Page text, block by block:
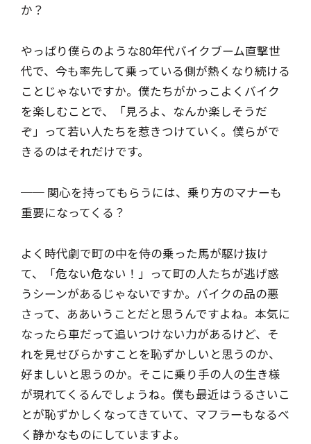
か？
やっぱり僕らのような80年代バイクブーム直撃世
代で、今も率先して乗っている側が熱くなり続ける
ことじゃないですか。僕たちがかっこよくバイク
を楽しむことで、「見ろよ、なんか楽しそうだ
ぞ」って若い人たちを惹きつけていく。僕らがで
きるのはそれだけです。
── 関心を持ってもらうには、乗り方のマナーも
重要になってくる？
よく時代劇で町の中を侍の乗った馬が駆け抜け
て、「危ない危ない！」って町の人たちが逃げ惑
うシーンがあるじゃないですか。バイクの品の悪
さって、ああいうことだと思うんですよね。本気に
なったら車だって追いつけない力があるけど、そ
れを見せびらかすことを恥ずかしいと思うのか、
好ましいと思うのか。そこに乗り手の人の生き様
が現れてくるんでしょうね。僕も最近はうるさいこ
とが恥ずかしくなってきていて、マフラーもなるべ
く静かなものにしていますよ。